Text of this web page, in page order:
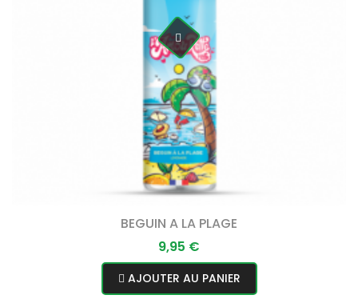
BEGUIN A LA PLAGE
Prix
9,95 €
AJOUTER AU PANIER